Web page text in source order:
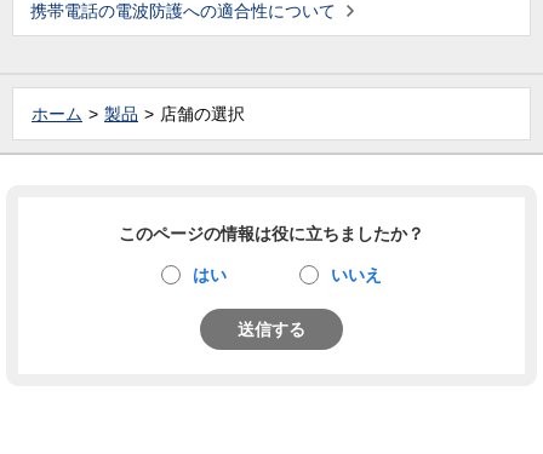
携帯電話の電波防護への適合性について
ホーム 製品 店舗の選択
このページの情報は役に立ちましたか？
はい いいえ
送信する